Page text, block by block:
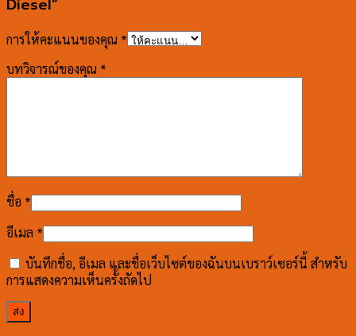
Diesel”
การให้คะแนนของคุณ *
บทวิจารณ์ของคุณ *
ชื่อ *
อีเมล *
บันทึกชื่อ, อีเมล และชื่อเว็บไซต์ของฉันบนเบราว์เซอร์นี้ สำหรับ
การแสดงความเห็นครั้งถัดไป